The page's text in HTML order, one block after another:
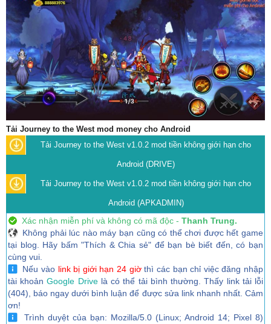
Tải Journey to the West mod money cho Android
Tải Journey to the West v1.0.2 mod tiền không giới hạn cho
Android (DRIVE)
Tải Journey to the West v1.0.2 mod tiền không giới hạn cho
Android (APKADMIN)
Xác nhận miễn phí và không có mã độc - Thanh Trung.
Không phải lúc nào máy bạn cũng có thể chơi được hết game
tại blog. Hãy bấm "Thích & Chia sẻ" để bạn bè biết đến, có bạn
cùng vui.
Nếu vào link bị giới hạn 24 giờthì các bạn chỉ việc đăng nhập
tài khoảnGoogle Drivelà có thể tải bình thường. Thấy link tải lỗi
(404), báo ngay dưới bình luận để được sửa link nhanh nhất. Cảm
ơn!
Trình duyệt của bạn: Mozilla/5.0 (Linux; Android 14; Pixel 8)